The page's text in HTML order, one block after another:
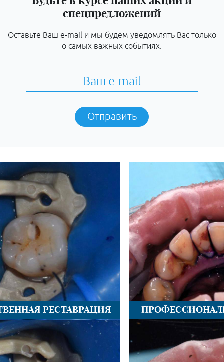
спецпредложений
Оставьте Ваш e-mail и мы будем уведомлять Вас только
о самых важных событиях.
Отправить
РЕСТАВРАЦИЯ
ДО
ДО